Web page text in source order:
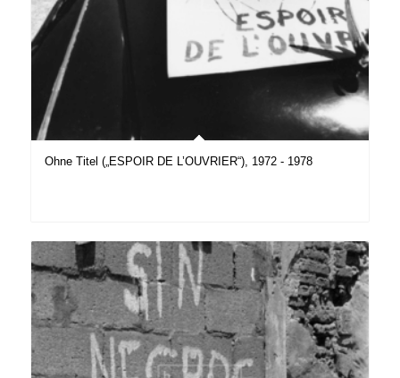
Ohne Titel („ESPOIR DE L’OUVRIER“), 1972 - 1978